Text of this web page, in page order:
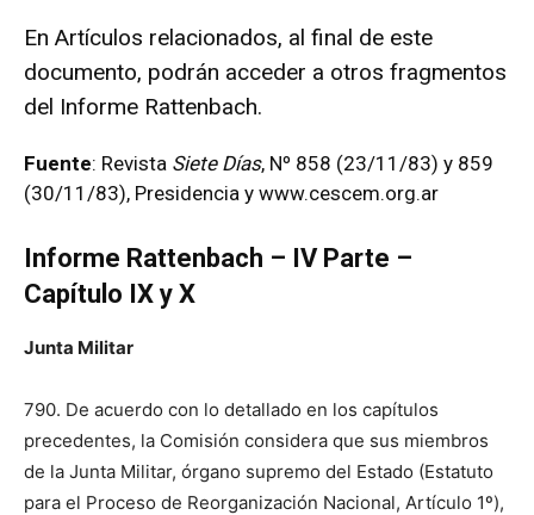
En Artículos relacionados, al final de este
documento, podrán acceder a otros fragmentos
del Informe Rattenbach.
Fuente: Revista Siete Días, Nº 858 (23/11/83) y 859
(30/11/83), Presidencia y www.cescem.org.ar
Informe Rattenbach – IV Parte –
Capítulo IX y X
Junta Militar
790. De acuerdo con lo detallado en los capítulos
precedentes, la Comisión considera que sus miembros
de la Junta Militar, órgano supremo del Estado (Estatuto
para el Proceso de Reorganización Nacional, Artículo 1º),